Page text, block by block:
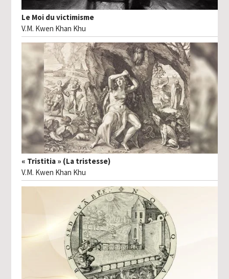
Le Moi du victimisme
V.M. Kwen Khan Khu
« Tristitia » (La tristesse)
V.M. Kwen Khan Khu